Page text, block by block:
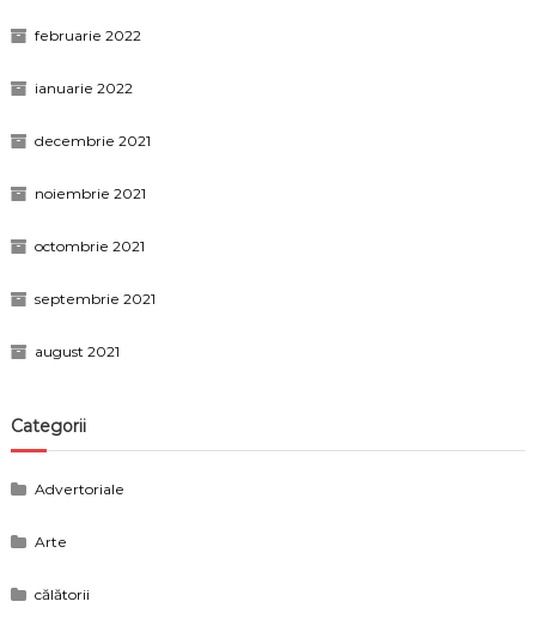
februarie 2022
ianuarie 2022
decembrie 2021
noiembrie 2021
octombrie 2021
septembrie 2021
august 2021
Categorii
Advertoriale
Arte
călătorii